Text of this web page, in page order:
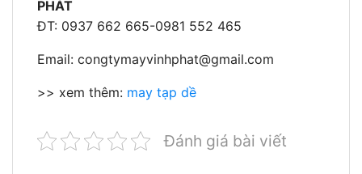
PHÁT
ĐT: 0937 662 665-0981 552 465
Email: congtymayvinhphat@gmail.com
>> xem thêm: may tạp dề
Đánh giá bài viết